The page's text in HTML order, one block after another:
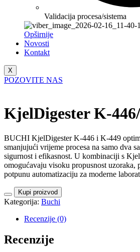
Validacija procesa/sistema
Opširnije
Novosti
Kontakt
X
POZOVITE NAS
KjelDigester K-
BUCHI KjelDigester K-446 i K-449
smanjujući vrijeme procesa na samo dva
sigurnost i efikasnost. U kombinaciji s
omogućavaju visoku propusnost uzoraka,
potpunu automatizaciju za moderne
Kupi proizvod
Kategorija: Buchi
Recenzije (0)
Recenzije